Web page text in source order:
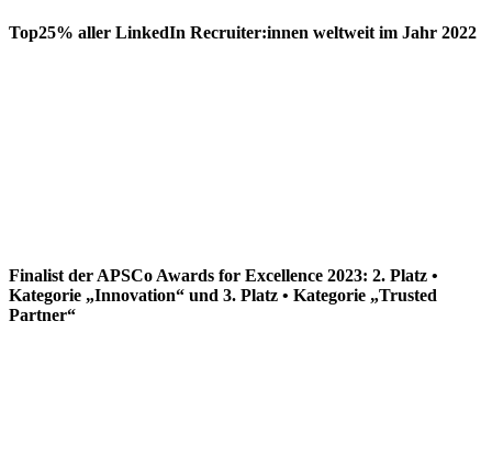
Top25% aller LinkedIn Recruiter:innen weltweit im Jahr 2022
Finalist der APSCo Awards for Excellence 2023: 2. Platz •
Kategorie „Innovation“ und 3. Platz • Kategorie „Trusted
Partner“